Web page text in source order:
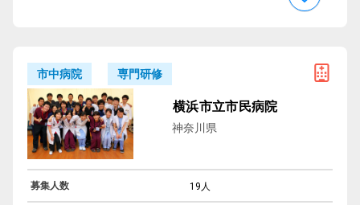
市中病院 専門研修
横浜市立市民病院
神奈川県
募集人数 19人